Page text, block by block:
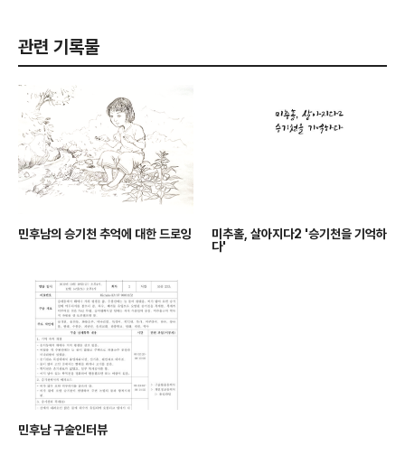
관련 기록물
민후남의 승기천 추억에 대한 드로잉
미추홀, 살아지다2 '승기천을 기억하
다'
민후남 구술인터뷰